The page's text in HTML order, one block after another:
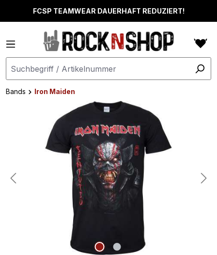
springenFCSP TEAMWEAR DAUERHAFT REDUZIERT!
Bands
Iron Maiden
Bildergalerie überspringen